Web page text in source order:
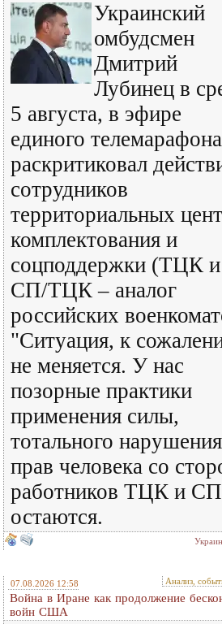
Украинский
омбудсмен
Дмитрий
Лубинец в
5 августа, в эфире
единого телемарафона
раскритиковал
сотрудников
территориальных
комплектования и
соцподдержки (ТЦК и
СП/ТЦК – аналог
российских
"Ситуация, к
не меняется. У нас
позорные практики
применения силы,
тотального нарушения
прав человека со
работников ТЦК и СП
остаются.
07.08.2026 12:58 Анализ,
Война в Иране как продолжение
войн США